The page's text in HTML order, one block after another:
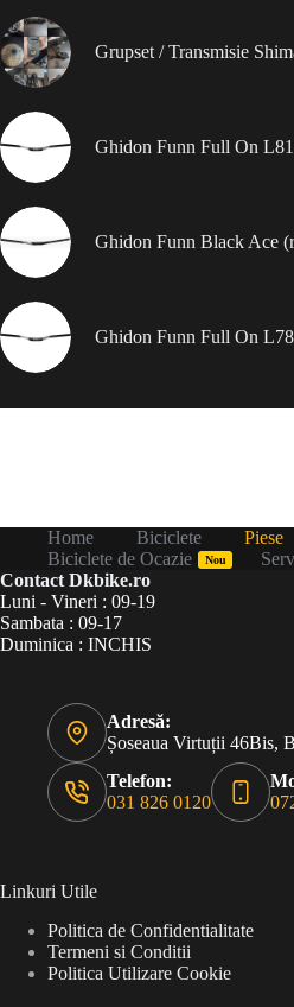
Grupset / Transmisie
Ghidon Funn Full On
Ghidon Funn Black Ace
Ghidon Funn Full On
Home Biciclete Piese
Biciclete de Ocazie
Nou
Contact Dkbike.ro
Luni - Vineri : 09-19
Sambata : 09-17
Duminica : INCHIS
Adresă:
Șoseaua Virtuții 46Bis,
Telefon:
031 826 0120
Linkuri Utile
Politica de Confidentialitate
Termeni si Conditii
Politica Utilizare Cookie